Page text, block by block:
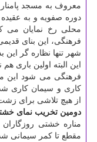
معروف به مسجد
دوره صفویه و به
محلی رخ نمایان می
فرهنگی، این بنای
شهر تنها نظاره گر این
این البته اولین باری
فرهنگی می شود این
کاری و سیمان کاری
از هیچ تلاشی برای زشت
دومین تخریب نمای
مناره خشتی
مقطع تا کمر سیمانی شد